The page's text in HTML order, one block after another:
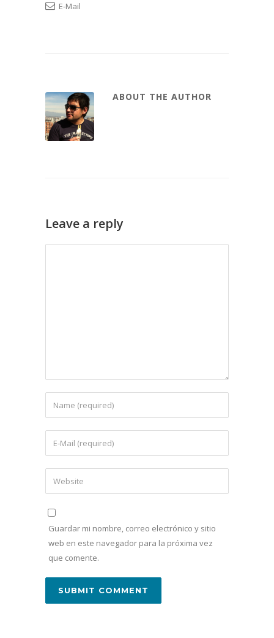
E-Mail
ABOUT THE AUTHOR
Leave a reply
Guardar mi nombre, correo electrónico y sitio
web en este navegador para la próxima vez
que comente.